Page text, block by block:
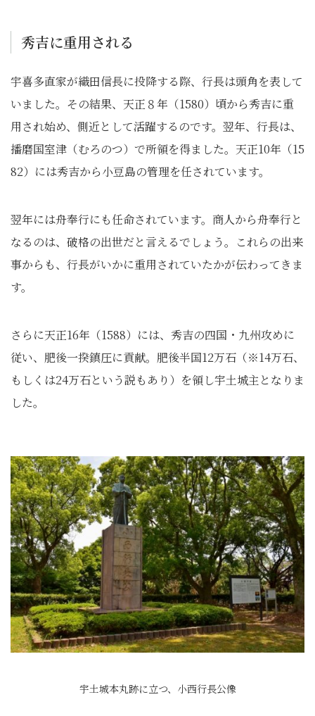
秀吉に重用される
宇喜多直家が織田信長に投降する際、行長は頭角を表して
いました。その結果、天正８年（1580）頃から秀吉に重
用され始め、側近として活躍するのです。翌年、行長は、
播磨国室津（むろのつ）で所領を得ました。天正10年（15
82）には秀吉から小豆島の管理を任されています。
翌年には舟奉行にも任命されています。商人から舟奉行と
なるのは、破格の出世だと言えるでしょう。これらの出来
事からも、行長がいかに重用されていたかが伝わってきま
す。
さらに天正16年（1588）には、秀吉の四国・九州攻めに
従い、肥後一揆鎮圧に貢献。肥後半国12万石（※14万石、
もしくは24万石という説もあり）を領し宇土城主となりま
した。
宇土城本丸跡に立つ、小西行長公像